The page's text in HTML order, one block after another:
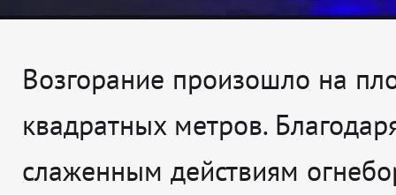
Возгорание произошло на
квадратных метров.
слаженным действиям